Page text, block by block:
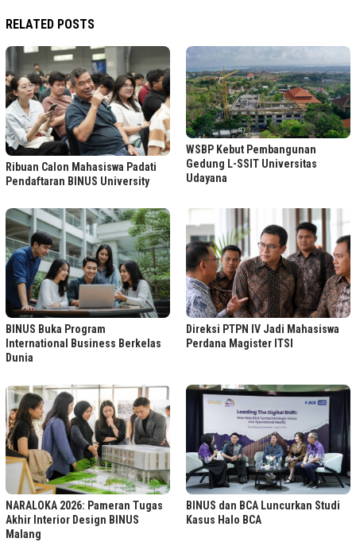
RELATED POSTS
Ribuan Calon Mahasiswa Padati
Pendaftaran BINUS University
WSBP Kebut Pembangunan
Gedung L-SSIT Universitas
Udayana
BINUS Buka Program
International Business Berkelas
Dunia
Direksi PTPN IV Jadi Mahasiswa
Perdana Magister ITSI
NARALOKA 2026: Pameran Tugas
Akhir Interior Design BINUS
Malang
BINUS dan BCA Luncurkan Studi
Kasus Halo BCA